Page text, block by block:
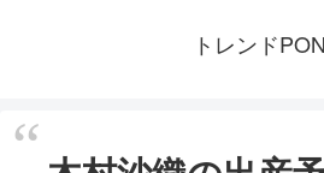
トレンド